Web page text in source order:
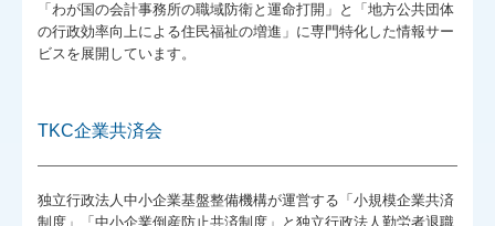
「わが国の会計事務所の職域防衛と運命打開」と「地方公共団体
の行政効率向上による住民福祉の増進」に専門特化した情報サー
ビスを展開しています。
TKC企業共済会
独立行政法人中小企業基盤整備機構が運営する「小規模企業共済
制度」「中小企業倒産防止共済制度」と独立行政法人勤労者退職